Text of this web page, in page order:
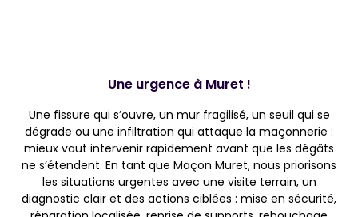
Une urgence à Muret !
Une fissure qui s’ouvre, un mur fragilisé, un seuil qui se
dégrade ou une infiltration qui attaque la maçonnerie :
mieux vaut intervenir rapidement avant que les dégâts
ne s’étendent. En tant que Maçon Muret, nous priorisons
les situations urgentes avec une visite terrain, un
diagnostic clair et des actions ciblées : mise en sécurité,